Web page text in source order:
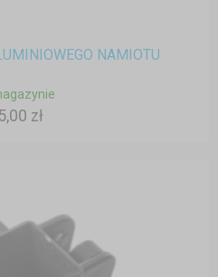
NAMIOTU
zł